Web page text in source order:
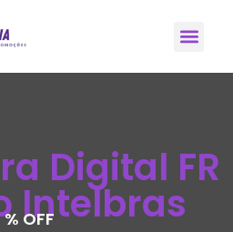
Digital FR
Intelbras
% OFF